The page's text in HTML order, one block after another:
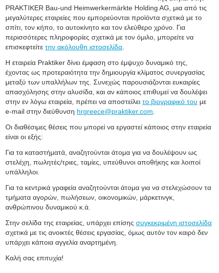
PRAKTIKER Bau-und Heimwerkermärkte Holding AG, μια από τις
μεγαλύτερες εταιρείες που εμπορεύονται προϊόντα σχετικά με το
σπίτι, τον κήπο, το αυτοκίνητο και τον ελεύθερο χρόνο. Για
περισσότερες πληροφορίες σχετικά με τον όμιλο, μπορείτε να
επισκεφτείτετην ακόλουθη ιστοσελίδα
H εταιρεία Praktiker δίνει έμφαση στο έμψυχο δυναμικό της,
έχοντας ως προτεραιότητα την δημιουργία κλίματος συνεργασίας
μεταξύ των υπαλλήλων της. Συνεχώς παρουσιάζονται ευκαιρίες
απασχόλησης στην αλυσίδα, και αν κάποιος επιθυμεί να δουλέψει
στην εν λόγω εταιρεία, πρέπει να αποστείλειτο βιογραφικό του με
e-mail στην διεύθυνση hrgreece@praktiker.com
Οι διαθέσιμες θέσεις που μπορεί να εργαστεί κάποιος στην εταιρεία
είναι οι εξής:
Για τα καταστήματά, αναζητούνται άτομα για να δουλέψουν ως
στελέχη, πωλητές/τριες, ταμίες, υπεύθυνοι αποθήκης και λοιποί
υπάλληλοι.
Για τα κεντρικά γραφεία αναζητούνται άτομα για να στελεχώσουν τα
τμήματα αγορών, πωλήσεων, οικονομικών, μάρκετινγκ,
ανθρώπινου δυναμικού κ.ά.
Στην σελίδα της εταιρείας, υπάρχει επίσηςσυγκεκριμένη ιστοσελίδα
σχετικά με τις ανοικτές θέσεις εργασίας, όμως αυτόν τον καιρό δεν
υπάρχει κάποια αγγελία αναρτημένη.
Καλή σας επιτυχία!